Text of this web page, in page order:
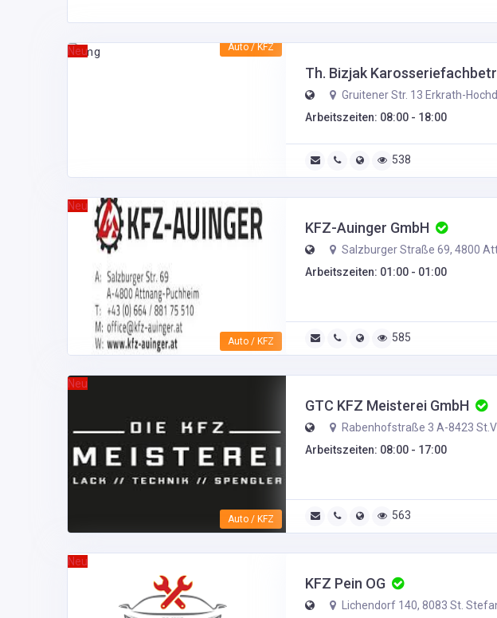
Neu Auto / KFZ
Th. Bizjak
Gruitener Str. 13 Erkrath-
Arbeitszeiten: 08:00 - 18:00
538
Neu
Auto / KFZ
KFZ-Auinger GmbH
Salzburger Straße 69, 4800
Arbeitszeiten: 01:00 - 01:00
585
Neu
Auto / KFZ
GTC KFZ Meisterei GmbH
Rabenhofstraße 3 A-8423
Arbeitszeiten: 08:00 - 17:00
563
Neu
KFZ Pein OG
Lichendorf 140, 8083 St.